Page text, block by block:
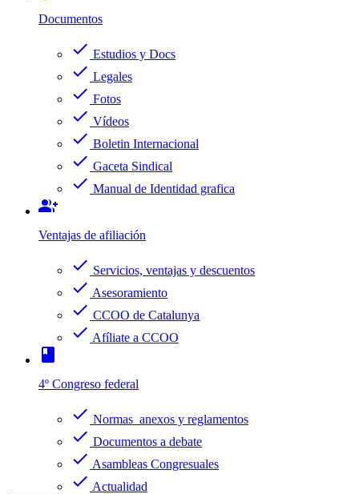
Documentos
check Estudios y Docs
check Legales
check Fotos
check Vídeos
check Boletin Internacional
check Gaceta Sindical
check Manual de Identidad grafica
group_add
Ventajas de afiliación
check Servicios, ventajas y descuentos
check Asesoramiento
check CCOO de Catalunya
check Afíliate a CCOO
book
4º Congreso federal
check Normas anexos y reglamentos
check Documentos a debate
check Asambleas Congresuales
check Actualidad